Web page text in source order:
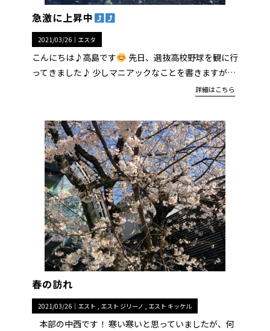
急激に上昇中
2021/03/26｜ エスタ
こんにちは♪高島です
先日、選抜高校野球を観に行
ってきました♪ 少しマニアックなことを書きますが…
詳細はこちら
春の訪れ
2021/03/26｜ エスト エスト ジリーノ エスト キッケル
本部の中西です！ 寒い寒いと思っていましたが、何